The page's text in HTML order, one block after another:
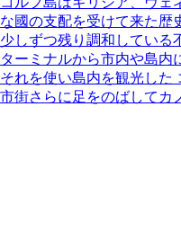
な國の支配を受けて来た歴
少しずつ残り調和している
ターミナルから市内や島内
それを使い島内を観光した
市街さらに足をのばしてカ